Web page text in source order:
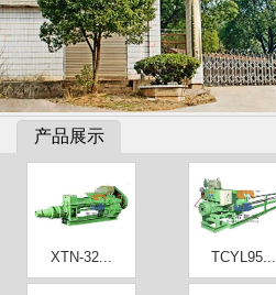
产品展示
XTN-32... TCYL95...